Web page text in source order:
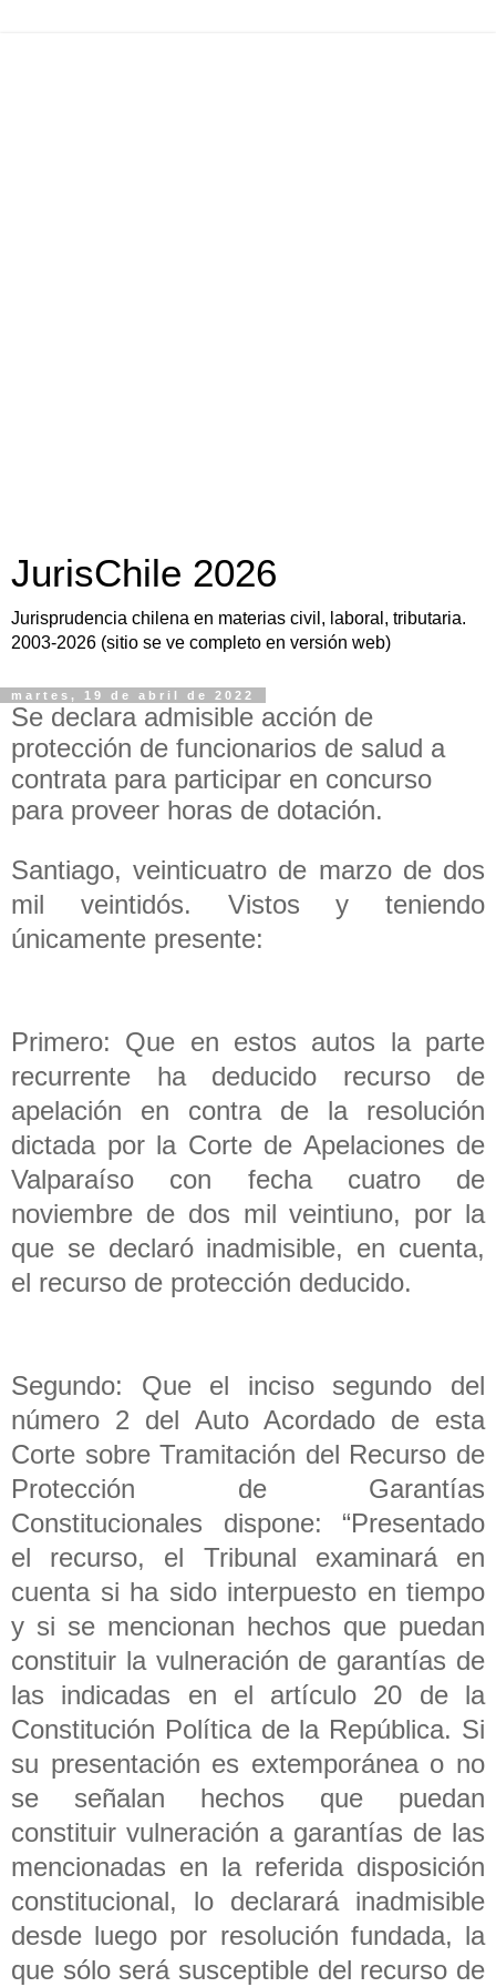
JurisChile 2026
Jurisprudencia chilena en materias civil, laboral, tributaria.
2003-2026 (sitio se ve completo en versión web)
martes, 19 de abril de 2022
Se declara admisible acción de
protección de funcionarios de salud a
contrata para participar en concurso
para proveer horas de dotación.
Santiago, veinticuatro de marzo de dos
mil veintidós. Vistos y teniendo
únicamente presente:
Primero: Que en estos autos la parte
recurrente ha deducido recurso de
apelación en contra de la resolución
dictada por la Corte de Apelaciones de
Valparaíso con fecha cuatro de
noviembre de dos mil veintiuno, por la
que se declaró inadmisible, en cuenta,
el recurso de protección deducido.
Segundo: Que el inciso segundo del
número 2 del Auto Acordado de esta
Corte sobre Tramitación del Recurso de
Protección de Garantías
Constitucionales dispone: “Presentado
el recurso, el Tribunal examinará en
cuenta si ha sido interpuesto en tiempo
y si se mencionan hechos que puedan
constituir la vulneración de garantías de
las indicadas en el artículo 20 de la
Constitución Política de la República. Si
su presentación es extemporánea o no
se señalan hechos que puedan
constituir vulneración a garantías de las
mencionadas en la referida disposición
constitucional, lo declarará inadmisible
desde luego por resolución fundada, la
que sólo será susceptible del recurso de